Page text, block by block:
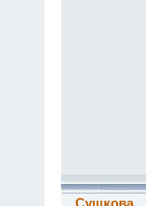
Сушкова